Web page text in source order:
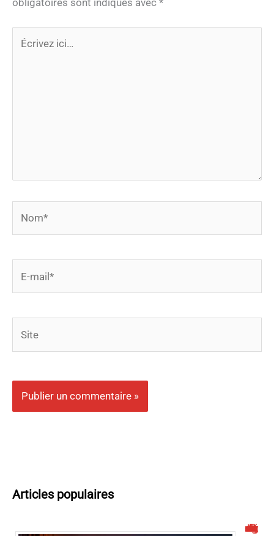
obligatoires sont indiqués avec *
mail*
Articles populaires
Malgrim : un site de streaming à connaître